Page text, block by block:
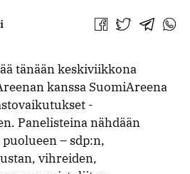
Jaa Jaa Jaa Jaa
tänään keskiviikkona
kanssa SuomiAreena
-
Panelisteina nähdään
– sdp:n,
vihreiden,